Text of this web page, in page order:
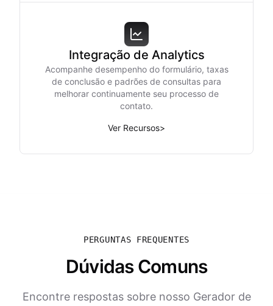
Integração de Analytics
Acompanhe desempenho do formulário, taxas
de conclusão e padrões de consultas para
melhorar continuamente seu processo de
contato.
Ver Recursos>
PERGUNTAS FREQUENTES
Dúvidas Comuns
Encontre respostas sobre nosso Gerador de